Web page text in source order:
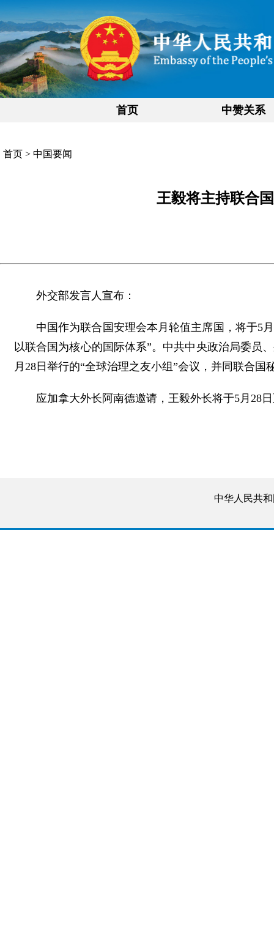
首页 中赞关系
首页 > 中国要闻
王毅将主持联合
外交部发言人宣布：
中国作为联合国安理会本月轮值主席国，将于5
以联合国为核心的国际体系”。中共中央政治局委员
月28日举行的“全球治理之友小组”会议，并同联合
应加拿大外长阿南德邀请，王毅外长将于5月28
中华人民共